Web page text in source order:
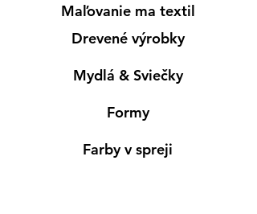
Maľovanie ma textil
Drevené výrobky
Mydlá & Sviečky
Formy
Farby v spreji